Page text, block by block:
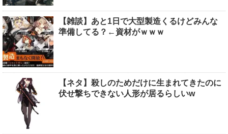
【雑談】あと1日で大型製造くるけどみんな
準備してる？←資材がｗｗｗ
【ネタ】殺しのためだけに生まれてきたのに
伏せ撃ちできない人形が居るらしいw